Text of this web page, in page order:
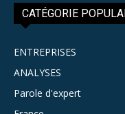
CATÉGORIE
ENTREPRISES
ANALYSES
Parole d'expert